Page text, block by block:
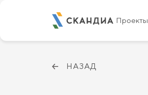
Проекты
НАЗАД